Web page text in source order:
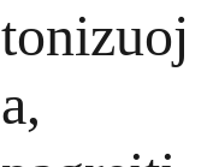
tonizuoj
a,